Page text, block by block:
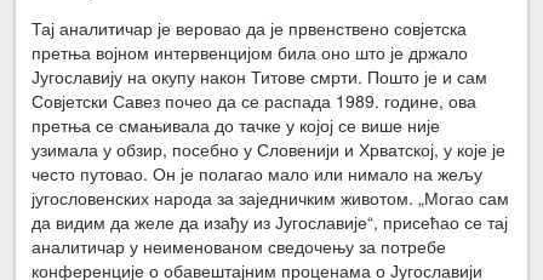
Тај аналитичар је веровао да је првенствено совјетска
претња војном интервенцијом била оно што је држало
Југославију на окупу након Титове смрти. Пошто је и сам
Совјетски Савез почео да се распада 1989. године, ова
претња се смањивала до тачке у којој се више није
узимала у обзир, посебно у Сло­венији и Хрватској, у које је
често путовао. Он је полагао мало или нимало на жељу
југословенских народа за заједничким животом. „Могао сам
да видим да желе да изађу из Југославије“, присећао се тај
аналитичар у неименованом сведочењу за потребе
конференције о обавештајним проценама о Југославији